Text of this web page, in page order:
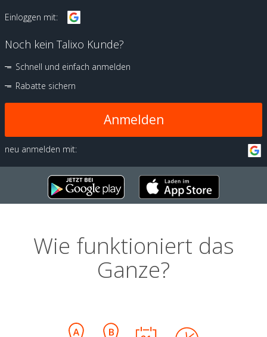
Einloggen mit:
Noch kein Talixo Kunde?
Schnell und einfach anmelden
Rabatte sichern
Anmelden
neu anmelden mit:
Wie funktioniert das
Ganze?